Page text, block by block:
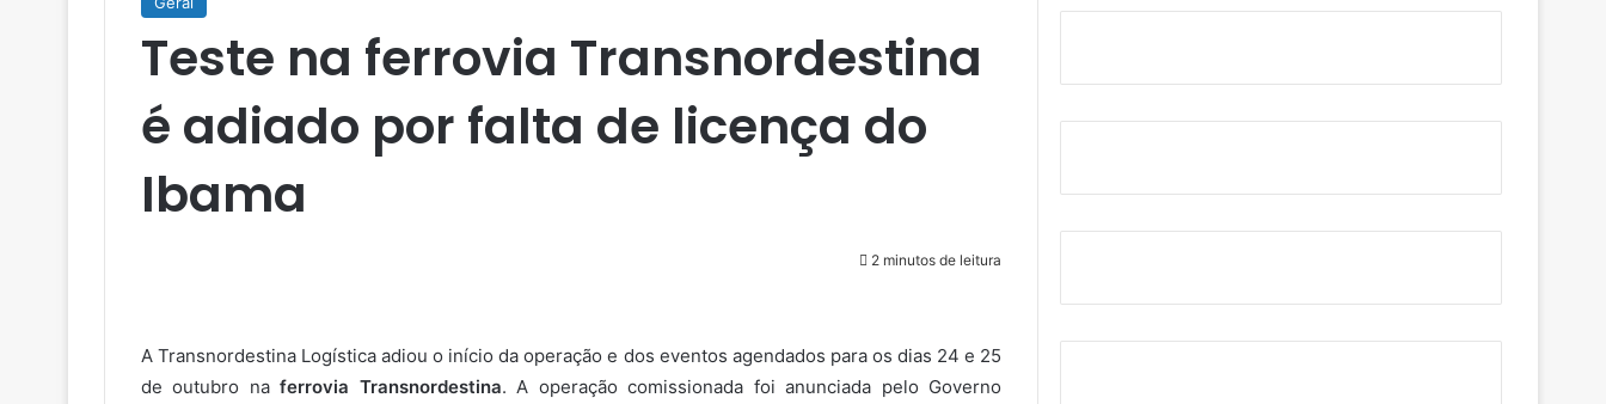
Teste na ferrovia Transnordestina
é adiado por falta de licença do
Ibama
2 minutos de leitura
A Transnordestina Logística adiou o início da operação e dos eventos agendados para os dias 24 e 25
de outubro naferrovia Transnordestina. A operação comissionada foi anunciada pelo Governo